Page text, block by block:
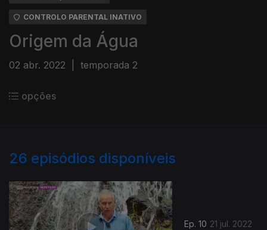
CONTROLO PARENTAL INATIVO
Origem da Água
02 abr. 2022 temporada 2
opções
26 episódios disponíveis
Ep. 10 21 jul. 2022